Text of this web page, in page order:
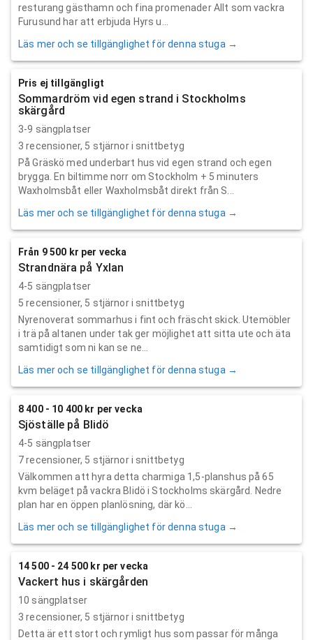
resturang gästhamn och fina promenader Allt som vackra
Furusund har att erbjuda Hyrs u...
Läs mer och se tillgänglighet för denna stuga →
Pris ej tillgängligt
Sommardröm vid egen strand i Stockholms
skärgård
3-9 sängplatser
3 recensioner, 5 stjärnor i snittbetyg
På Gräskö med underbart hus vid egen strand och egen
brygga. En biltimme norr om Stockholm + 5 minuters
Waxholmsbåt eller Waxholmsbåt direkt från S...
Läs mer och se tillgänglighet för denna stuga →
Från 9 500 kr per vecka
Strandnära på Yxlan
4-5 sängplatser
5 recensioner, 5 stjärnor i snittbetyg
Nyrenoverat sommarhus i fint och fräscht skick. Utemöbler
i trä på altanen under tak ger möjlighet att sitta ute och äta
samtidigt som ni kan se ne...
Läs mer och se tillgänglighet för denna stuga →
8 400 - 10 400 kr per vecka
Sjöställe på Blidö
4-5 sängplatser
7recensioner, 5 stjärnor i snittbetyg
Välkommen att hyra detta charmiga 1,5-planshus på 65
kvm beläget på vackra Blidö i Stockholms skärgård. Nedre
plan har en öppen planlösning, där kö...
Läs mer och se tillgänglighet för denna stuga →
14 500 - 24 500 kr per vecka
Vackert hus i skärgården
10 sängplatser
3 recensioner, 5 stjärnor i snittbetyg
Detta är ett stort och rymligt hus som passar för många